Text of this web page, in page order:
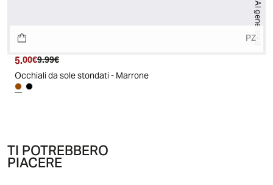
AI generated
PZ
Prezzo attuale
5.00€ Prezzo originale
9.99€
Occhiali da sole stondati - Marrone
TI POTREBBERO
PIACERE